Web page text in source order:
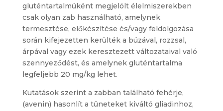
gluténtartalmúként megjelölt élelmiszerekben
csak olyan zab használható, amelynek
termesztése, előkészítése és/vagy feldolgozása
során kifejezetten kerülték a búzával, rozzsal,
árpával vagy ezek keresztezett változataival való
szennyeződést, és amelynek gluténtartalma
legfeljebb 20 mg/kg lehet.
Kutatások szerint a zabban található fehérje,
(avenin) hasonlít a tüneteket kiváltó gliadinhoz,